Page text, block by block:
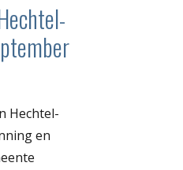
Hechtel-
en